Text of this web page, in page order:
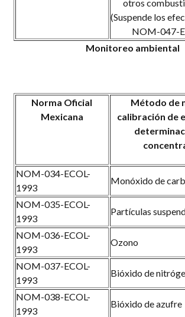
otros
(Suspende los
NOM-047-
Monitoreo ambiental
Norma Oficial
Mexicana
Método de
calibración de
NOM-034-ECOL-
1993
Monóxido de
NOM-035-ECOL-
1993
Partículas
NOM-036-ECOL-
1993
Ozono
NOM-037-ECOL-
1993
Bióxido de
NOM-038-ECOL-
1993
Bióxido de azufre